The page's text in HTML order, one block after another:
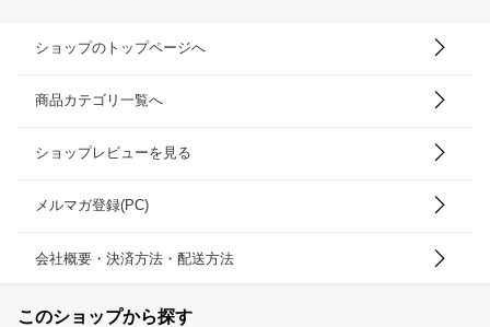
ショップのトップページへ
商品カテゴリ一覧へ
ショップレビューを見る
メルマガ登録(PC)
会社概要・決済方法・配送方法
このショップから探す